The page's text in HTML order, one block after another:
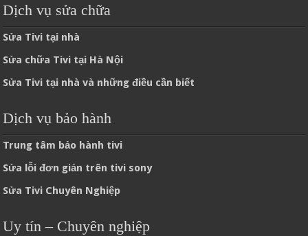
Dịch vụ sửa chữa
Sửa Tivi tại nhà
Sửa chữa Tivi tại Hà Nội
Sửa Tivi tại nhà và những điều cần biết
Dịch vụ bảo hành
Trung tâm bảo hành tivi
Sửa lỗi đơn giản trên tivi sony
Sửa Tivi Chuyên Nghiệp
Uy tín – Chuyên nghiệp